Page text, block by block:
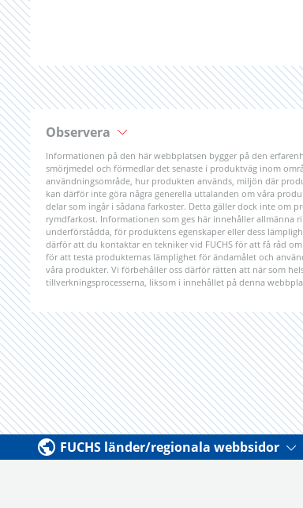
Observera
Informationen på den här webbplatsen bygger på den
smörjmedel och förmedlar det senaste i produktväg inom
användningsområde, hur produkten används, miljön där
kan därför inte göra några generella uttalanden om våra
delar som ingår i sådana farkoster. Detta gäller dock inte om
rymdfarkost. Informationen som ges här innehåller allmänna
underförstådda, för produktens egenskaper eller dess
därför att du kontaktar en tekniker vid FUCHS för att få råd
för att testa produkternas lämplighet för ändamålet och
våra produkter. Vi förbehåller oss därför rätten att när som
tillverkningsprocesserna, liksom i innehållet på denna
FUCHS länder/regionala webbsidor